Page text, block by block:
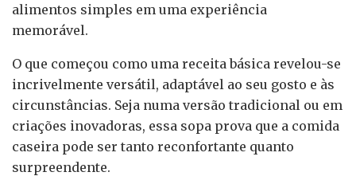
alimentos simples em uma experiência
memorável.
O que começou como uma receita básica revelou-se
incrivelmente versátil, adaptável ao seu gosto e às
circunstâncias. Seja numa versão tradicional ou em
criações inovadoras, essa sopa prova que a comida
caseira pode ser tanto reconfortante quanto
surpreendente.